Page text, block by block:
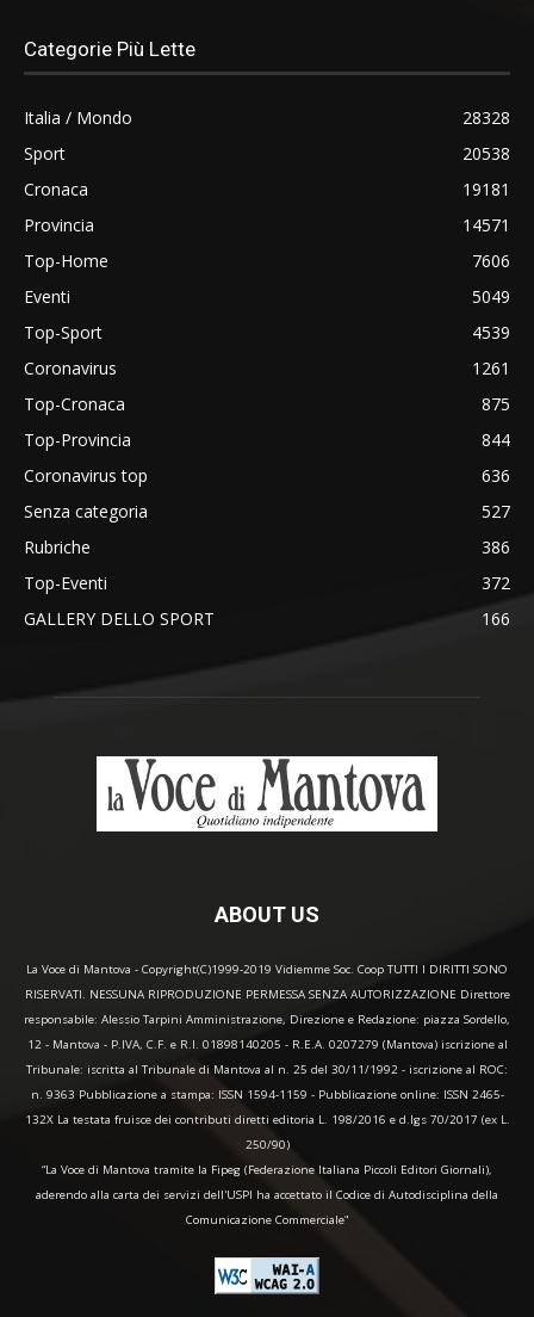
Categorie Più Lette
Italia / Mondo
28328
Sport
20538
Cronaca
19181
Provincia
14571
Top-Home
7606
Eventi
5049
Top-Sport
4539
Coronavirus
1261
Top-Cronaca
875
Top-Provincia
844
Coronavirus top
636
Senza categoria
527
Rubriche
386
Top-Eventi
372
GALLERY DELLO SPORT
166
ABOUT US
La Voce di Mantova - Copyright(C)1999-2019 Vidiemme Soc. Coop TUTTI I DIRITTI SONO
RISERVATI. NESSUNA RIPRODUZIONE PERMESSA SENZA AUTORIZZAZIONE Direttore
responsabile: Alessio Tarpini Amministrazione, Direzione e Redazione: piazza Sordello,
12 - Mantova - P.IVA, C.F. e R.I. 01898140205 - R.E.A. 0207279 (Mantova) iscrizione al
Tribunale: iscritta al Tribunale di Mantova al n. 25 del 30/11/1992 - iscrizione al ROC:
n. 9363 Pubblicazione a stampa: ISSN 1594-1159 - Pubblicazione online: ISSN 2465-
132X La testata fruisce dei contributi diretti editoria L. 198/2016 e d.lgs 70/2017 (ex L.
250/90)
“La Voce di Mantova tramite la Fipeg (Federazione Italiana Piccoli Editori Giornali),
aderendo alla carta dei servizi dell'USPI ha accettato il Codice di Autodisciplina della
Comunicazione Commerciale"